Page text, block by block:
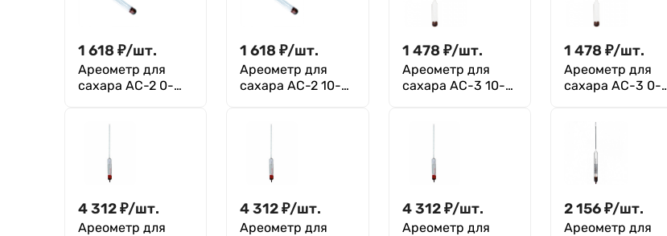
1 618 ₽/шт.
Ареометр для
сахара АС-2 0-
1 618 ₽/шт.
Ареометр для
сахара АС-2 10-
1 478 ₽/шт.
Ареометр для
сахара АС-3 10-
1 478 ₽/шт.
Ареометр для
сахара АС-3 0-
4 312₽/шт.
Ареометр для
4 312₽/шт.
Ареометр для
4 312₽/шт.
Ареометр для
2 156₽/шт.
Ареометр для